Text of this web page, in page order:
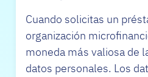
Cuando solicitas un
organización
moneda más valiosa de
datos personales. Los